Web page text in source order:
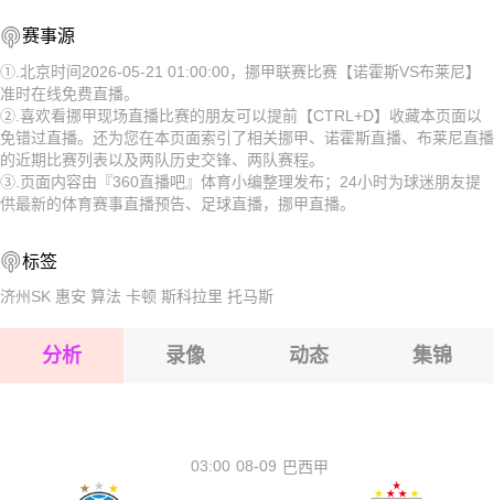
2026-08-17 【挪甲】 诺霍斯VS布莱尼
2026-08-17 【挪甲】 诺霍斯VS布莱尼
2026-08-17 【挪甲】 诺霍斯VS布莱尼
2026-08-17 【挪甲】 诺霍斯VS布莱尼
2026-08-17 【挪甲】 诺霍斯VS布莱尼
2026-08-17 【挪甲】 诺霍斯VS布莱尼
2026-08-17 【挪甲】 诺霍斯VS布莱尼
赛事源
①.北京时间2026-05-21 01:00:00，挪甲联赛比赛【诺霍斯VS布莱尼】
准时在线免费直播。
②.喜欢看挪甲现场直播比赛的朋友可以提前【CTRL+D】收藏本页面以
免错过直播。还为您在本页面索引了相关挪甲、诺霍斯直播、布莱尼直播
的近期比赛列表以及两队历史交锋、两队赛程。
③.页面内容由『360直播吧』体育小编整理发布；24小时为球迷朋友提
供最新的体育赛事直播预告、足球直播，挪甲直播。
标签
济州SK 惠安 算法 卡顿 斯科拉里 托马斯
分析 录像 动态 集锦
08-09
03:00 巴西甲